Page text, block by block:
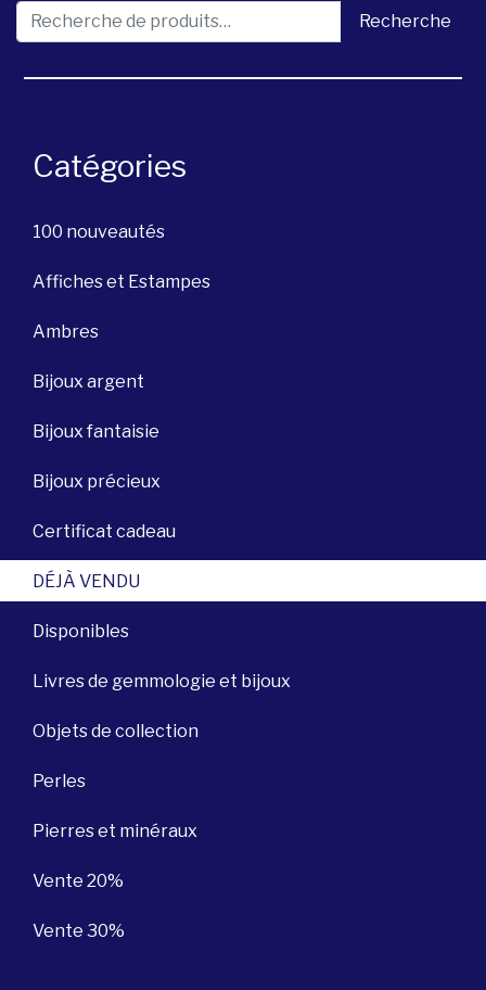
Recherche pour : Recherche
Catégories
100 nouveautés
Affiches et Estampes
Ambres
Bijoux argent
Bijoux fantaisie
Bijoux précieux
Certificat cadeau
DÉJÀ VENDU
Disponibles
Livres de gemmologie et bijoux
Objets de collection
Perles
Pierres et minéraux
Vente 20%
Vente 30%